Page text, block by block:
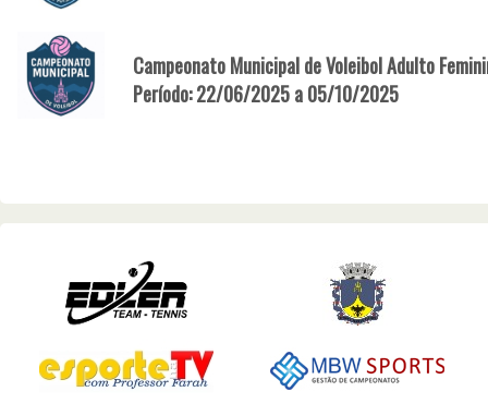
Campeonato Municipal de Voleibol Adulto
Período: 22/06/2025 a 05/10/2025